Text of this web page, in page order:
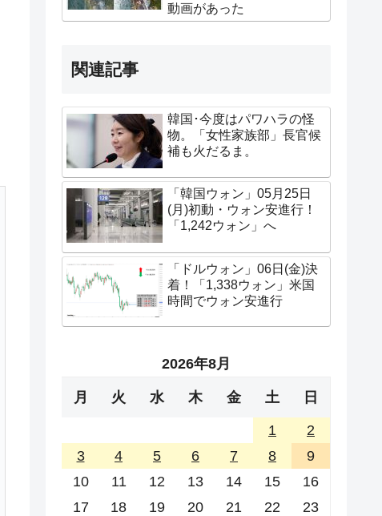
動画があった
関連記事
韓国･今度はパワハラの怪
物。「女性家族部」長官候
補も火だるま。
「韓国ウォン」05月25日
(月)初動・ウォン安進行！
「1,242ウォン」へ
「ドルウォン」06日(金)決
着！「1,338ウォン」米国
時間でウォン安進行
2026年8月
月 火 水 木 金 土 日
1
2
3
4 5 6 7 8
9
10
11 12 13 14 15
16
17
18 19 20 21 22
23